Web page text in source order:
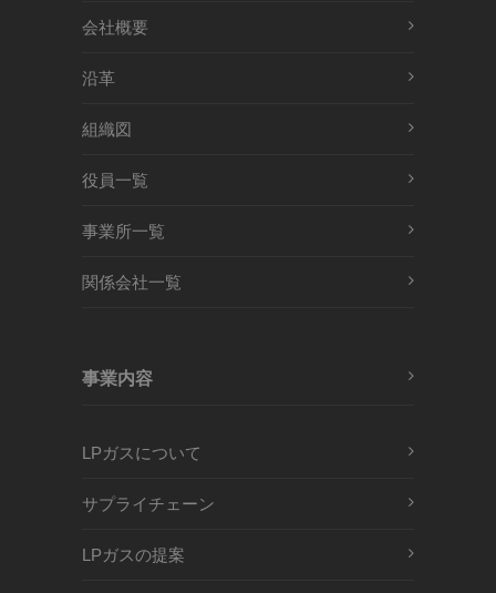
会社概要
沿革
組織図
役員一覧
事業所一覧
関係会社一覧
事業内容
LPガスについて
サプライチェーン
LPガスの提案